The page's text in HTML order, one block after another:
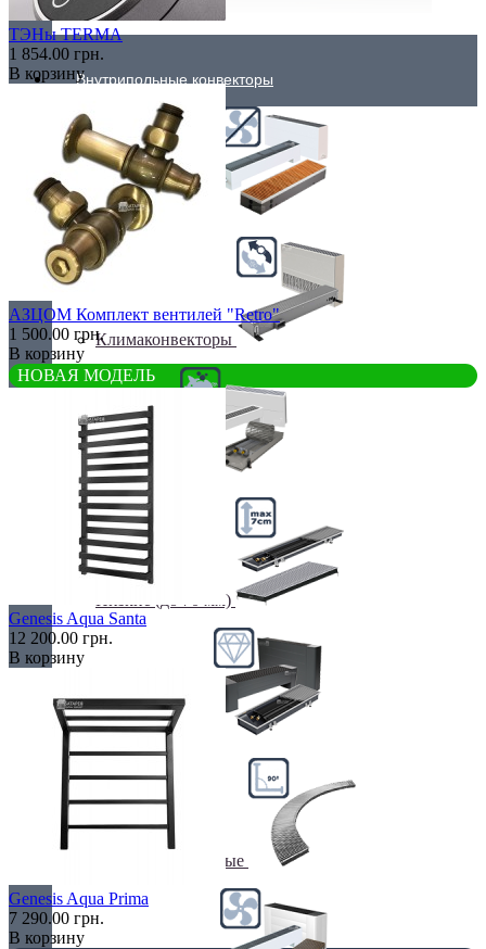
Внутрипольные конвекторы
Без вентилятора
Климаконвекторы
Недорогие
Низкие (до 70 мм)
Премиум класс
Радиусные/Угловые
ТЭНы TERMA
1 854.00 грн.
В корзину
АЗЦОМ Комплект вентилей "Retro"
1 500.00 грн.
В корзину
НОВАЯ МОДЕЛЬ
Genesis Aqua Santa
12 200.00 грн.
В корзину
Genesis Aqua Prima
7 290.00 грн.
В корзину